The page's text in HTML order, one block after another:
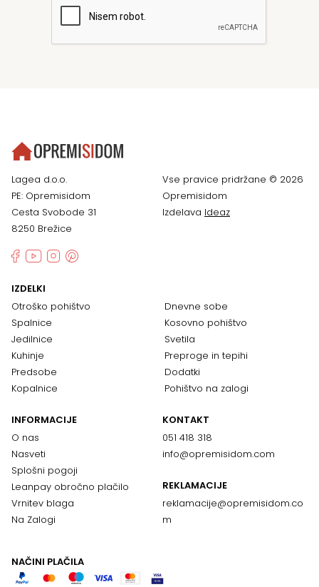
Lagea d.o.o.
PE: Opremisidom
Cesta Svobode 31
8250 Brežice
Vse pravice pridržane © 2026
Opremisidom
Izdelava Ideaz
IZDELKI
Otroško pohištvo
Spalnice
Jedilnice
Kuhinje
Predsobe
Kopalnice
Dnevne sobe
Kosovno pohištvo
Svetila
Preproge in tepihi
Dodatki
Pohištvo na zalogi
INFORMACIJE
O nas
Nasveti
Splošni pogoji
Leanpay obročno plačilo
Vrnitev blaga
Na Zalogi
KONTAKT
051 418 318
info@opremisidom.com
REKLAMACIJE
reklamacije@opremisidom.co
m
NAČINI PLAČILA